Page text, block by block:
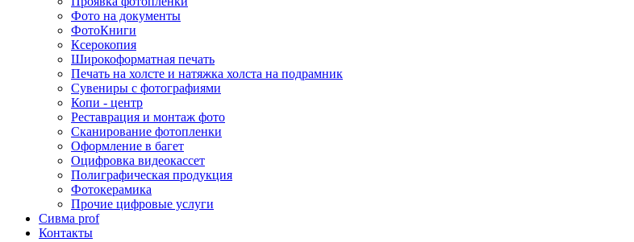
Фото на документы
ФотоКниги
Ксерокопия
Широкоформатная печать
Печать на холсте и натяжка холста на подрамник
Сувениры с фотографиями
Копи - центр
Реставрация и монтаж фото
Сканирование фотопленки
Оформление в багет
Оцифровка видеокассет
Полиграфическая продукция
Фотокерамика
Прочие цифровые услуги
Сивма prof
Контакты